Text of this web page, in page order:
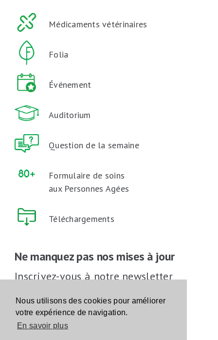
Nous utilisons des cookies pour améliorer
votre expérience de navigation.
En savoir plus
Médicaments vétérinaires
Folia
Événement
Auditorium
Question de la semaine
Formulaire de soins
aux Personnes Agées
Téléchargements
Ne manquez pas nos mises à jour
Inscrivez-vous à notre newsletter
Inscrivez-vous
Suivez-nous sur les réseaux sociaux